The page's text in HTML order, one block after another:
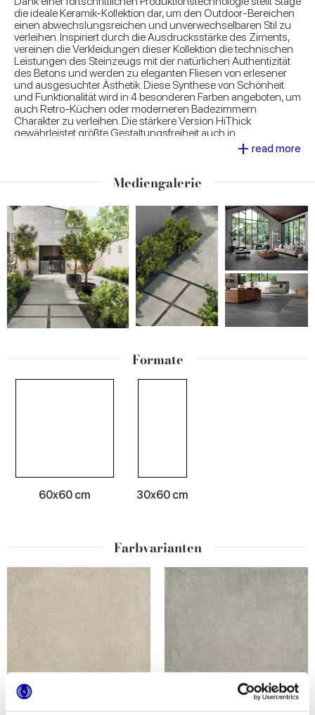
die ideale Keramik-Kollektion dar, um den Outdoor-Bereichen
einen abwechslungsreichen und unverwechselbaren Stil zu
verleihen. Inspiriert durch die Ausdrucksstärke des Ziments,
vereinen die Verkleidungen dieser Kollektion die technischen
Leistungen des Steinzeugs mit der natürlichen Authentizität
des Betons und werden zu eleganten Fliesen von erlesener
und ausgesuchter Ästhetik. Diese Synthese von Schönheit
und Funktionalität wird in 4 besonderen Farben angeboten, um
auch Retro-Küchen oder moderneren Badezimmern
Charakter zu verleihen. Die stärkere Version HiThick
gewährleistet größte Gestaltungsfreiheit auch in
+ read more
Mediengalerie
Formate
60x60 cm 30x60 cm
Farbvarianten